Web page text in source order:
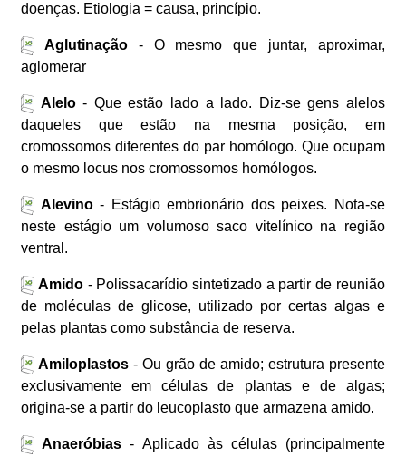
doenças. Etiologia = causa, princípio.
Aglutinação - O mesmo que juntar, aproximar,
aglomerar
Alelo- Que estão lado a lado. Diz-se gens alelos
daqueles que estão na mesma posição, em
cromossomos diferentes do par homólogo. Que ocupam
o mesmo locus nos cromossomos homólogos.
Alevino- Estágio embrionário dos peixes. Nota-se
neste estágio um volumoso saco vitelínico na região
ventral.
Amido - Polissacarídio sintetizado a partir de reunião
de moléculas de glicose, utilizado por certas algas e
pelas plantas como substância de reserva.
Amiloplastos - Ou grão de amido; estrutura presente
exclusivamente em células de plantas e de algas;
origina-se a partir do leucoplasto que armazena amido.
Anaeróbias - Aplicado às células (principalmente